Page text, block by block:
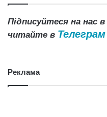
Підписуйтеся на нас в
читайте в Телеграм
Реклама